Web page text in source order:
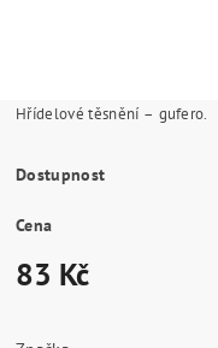
Hřídelové těsnění – gufero.
Dostupnost
Cena
83 Kč